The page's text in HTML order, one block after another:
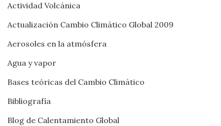
Actividad Volcánica
Actualización Cambio Climático Global 2009
Aerosoles en la atmósfera
Agua y vapor
Bases teóricas del Cambio Climático
Bibliografía
Blog de Calentamiento Global